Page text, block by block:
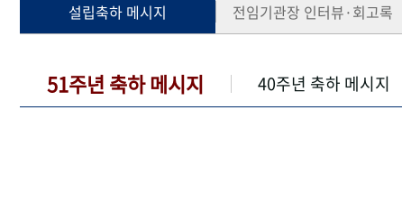
설립축하 메시지 전임기관장 인터뷰·회고록
51주년 축하 메시지 40주년 축하 메시지